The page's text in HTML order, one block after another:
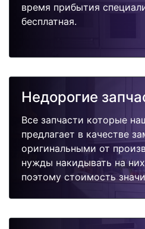
время прибытия
бесплатная.
Недорогие
Все запчасти которые
предлагает в качестве
оригинальными от
нужды накидывать на
поэтому стоимость